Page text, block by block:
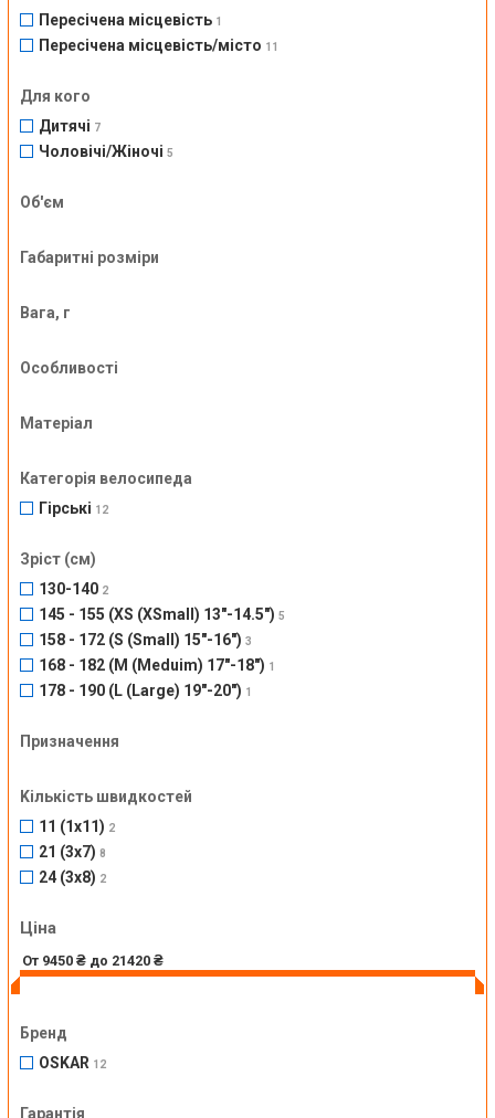
Пересічена місцевість 1
Пересічена місцевість/місто 11
Для кого
Дитячі 7
Чоловічі/Жіночі 5
Об'єм
Габаритні розміри
Вага, г
Особливості
Матеріал
Категорія велосипеда
Гірські 12
Зріст (см)
130-140 2
145 - 155 (XS (XSmall) 13"-14.5") 5
158 - 172 (S (Small) 15"-16") 3
168 - 182 (M (Meduim) 17"-18") 1
178 - 190 (L (Large) 19"-20") 1
Призначення
Kількість швидкостей
11 (1x11) 2
21 (3x7) 8
24 (3x8) 2
Ціна
Бренд
OSKAR 12
Гарантія